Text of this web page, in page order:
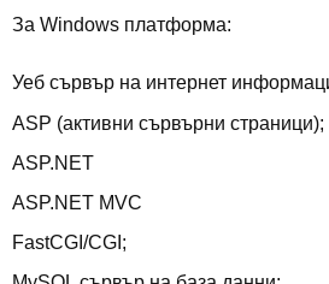
За Windows платформа:
Уеб сървър на интернет
ASP (активни сървърни страници);
ASP.NET
ASP.NET MVC
FastCGI/CGI;